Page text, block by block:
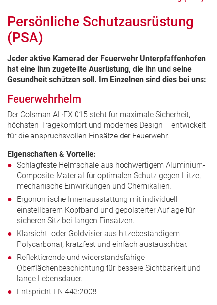
Persönliche Schutzausrüstung
(PSA)
Jeder aktive Kamerad der Feuerwehr Unterpfaffenhofen
hat eine ihm zugeteilte Ausrüstung, die ihn und seine
Gesundheit schützen soll. Im Einzelnen sind dies bei uns:
Feuerwehrhelm
Der Colsman AL·EX 015 steht für maximale Sicherheit,
höchsten Tragekomfort und modernes Design – entwickelt
für die anspruchsvollen Einsätze der Feuerwehr.
Eigenschaften & Vorteile:
Schlagfeste Helmschale aus hochwertigem Aluminium-
Composite-Material für optimalen Schutz gegen Hitze,
mechanische Einwirkungen und Chemikalien.
Ergonomische Innenausstattung mit individuell
einstellbarem Kopfband und gepolsterter Auflage für
sicheren Sitz bei langen Einsätzen.
Klarsicht- oder Goldvisier aus hitzebeständigem
Polycarbonat, kratzfest und einfach austauschbar.
Reflektierende und widerstandsfähige
Oberflächenbeschichtung für bessere Sichtbarkeit und
lange Lebensdauer.
Entspricht EN 443:2008